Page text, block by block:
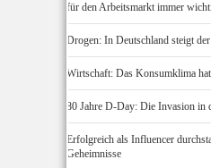
für den Arbeitsmarkt immer
Drogen: In Deutschland steigt
Wirtschaft: Das Konsumklima
80 Jahre D-Day: Die Invasion in
Erfolgreich als Influencer
Geheimnisse